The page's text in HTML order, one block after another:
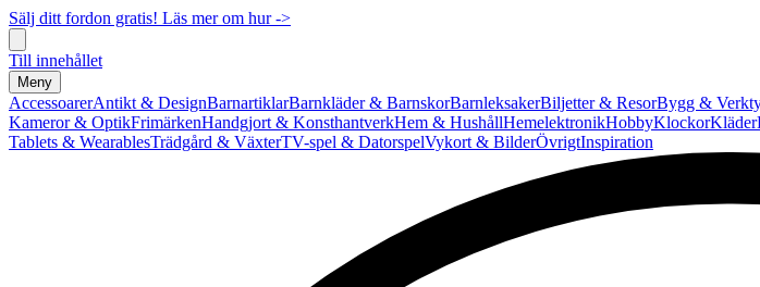
Sälj ditt fordon gratis! Läs mer om hur ->
Till innehållet
Meny
AccessoarerAntikt & DesignBarnartiklarBarnkläder & BarnskorBarnleksakerBiljetter & ResorBygg &
Kameror & OptikFrimärkenHandgjort & KonsthantverkHem & HushållHemelektronikHobbyKlockorKläder
Tablets & WearablesTrädgård & VäxterTV-spel & DatorspelVykort & BilderÖvrigtInspiration